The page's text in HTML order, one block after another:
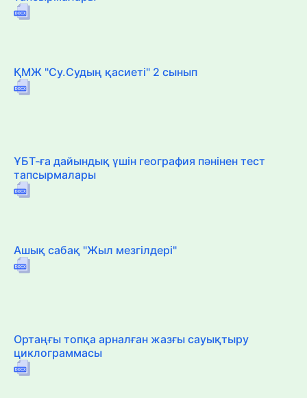
ҚМЖ "Су.Судың қасиеті" 2 сынып
ҰБТ-ға дайындық үшін география пәнінен тест
тапсырмалары
Ашық сабақ "Жыл мезгілдері"
Ортаңғы топқа арналған жазғы сауықтыру
циклограммасы